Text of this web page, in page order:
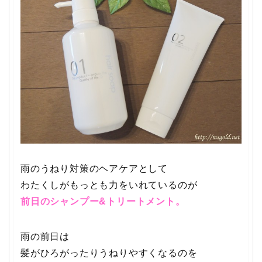
雨のうねり対策のヘアケアとして
わたくしがもっとも力をいれているのが
前日のシャンプー&トリートメント。
雨の前日は
髪がひろがったりうねりやすくなるのを